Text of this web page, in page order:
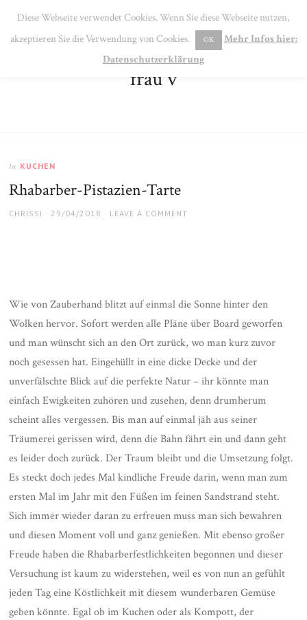
MENU
frau v
In KUCHEN
Rhabarber-Pistazien-Tarte
AUTHOR
CHRISSI
POSTED
29/04/2018 LEAVE A COMMENT
Wie von Zauberhand blitzt auf einmal die Sonne hinter den
Wolken hervor. Sofort werden alle Pläne über Board geworfen
und man wünscht sich an den Ort zurück, wo man kurz zuvor
noch gesessen hat. Eingehüllt in eine dicke Decke und der
unverfälschte Blick auf die perfekte Natur – ihr könnte man
einfach Ewigkeiten zuhören und zusehen, denn drumherum
scheint alles vergessen. Bis man auf einmal jäh aus seiner
Träumerei gerissen wird, denn die Bahn fährt ein und dann geht
es leider doch zurück. Der Traum bleibt und die Umsetzung folgt.
Es steckt doch jedes Mal kindliche Freude darin, wenn man zum
ersten Mal im Jahr mit den Füßen im feinen Sandstrand steht.
Sich immer wieder daran zu erfreuen muss man sich bewahren
und diesen Moment voll und ganz genießen. Mit ebenso großer
Freude haben die Rhabarberfestlichkeiten begonnen und dieser
Versuchung ist kaum zu widerstehen, weil es von nun an gefühlt
jeden Tag eine Köstlichkeit mit diesem wunderbaren Gemüse
geben könnte. Egal ob im Kuchen oder als Kompott, der
Diese Webseite verwendet Cookies. Wenn Sie diese Webseite nutzen,
akzeptieren Sie die Verwendung von Cookies.
OK
Mehr Infos hier:
Datenschutzerklärung